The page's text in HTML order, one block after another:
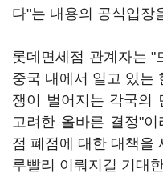
다"는 내용의 공식입장
롯데면세점 관계자는 "
중국 내에서 일고 있는
쟁이 벌어지는 각국의
고려한 올바른 결정"
점 폐점에 대한 대책을
루빨리 이뤄지길 기대